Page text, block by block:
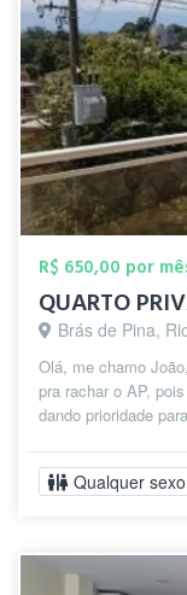
R$ 650,00 por
QUARTO
Brás de Pina,
Olá, me chamo
pra rachar o AP,
dando prioridade
Qualquer sexo